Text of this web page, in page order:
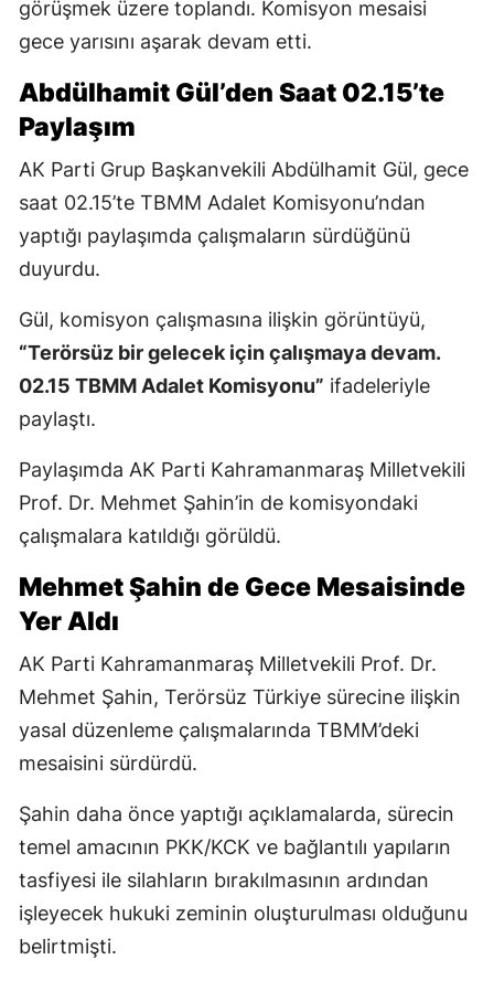
görüşmek üzere toplandı. Komisyon mesaisi
gece yarısını aşarak devam etti.
Abdülhamit Gül’den Saat 02.15’te
Paylaşım
AK Parti Grup Başkanvekili Abdülhamit Gül, gece
saat 02.15’te TBMM Adalet Komisyonu’ndan
yaptığı paylaşımda çalışmaların sürdüğünü
duyurdu.
Gül, komisyon çalışmasına ilişkin görüntüyü,
“Terörsüz bir gelecek için çalışmaya devam.
02.15 TBMM Adalet Komisyonu” ifadeleriyle
paylaştı.
Paylaşımda AK Parti Kahramanmaraş Milletvekili
Prof. Dr. Mehmet Şahin’in de komisyondaki
çalışmalara katıldığı görüldü.
Mehmet Şahin de Gece Mesaisinde
Yer Aldı
AK Parti Kahramanmaraş Milletvekili Prof. Dr.
Mehmet Şahin, Terörsüz Türkiye sürecine ilişkin
yasal düzenleme çalışmalarında TBMM’deki
mesaisini sürdürdü.
Şahin daha önce yaptığı açıklamalarda, sürecin
temel amacının PKK/KCK ve bağlantılı yapıların
tasfiyesi ile silahların bırakılmasının ardından
işleyecek hukuki zeminin oluşturulması olduğunu
belirtmişti.